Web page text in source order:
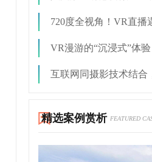
VR漫游的“沉浸式”体
精选案例赏析 FEATURED